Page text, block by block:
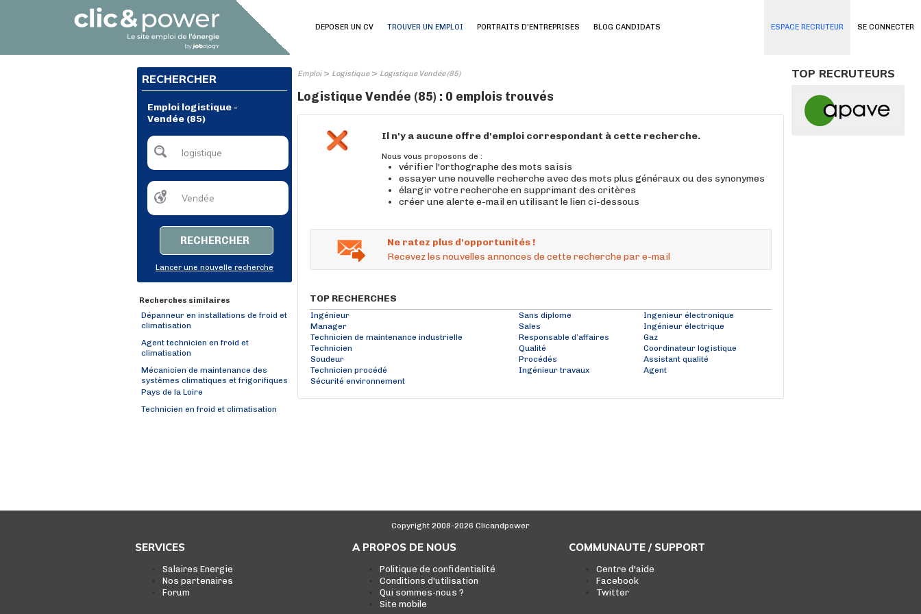
SE CONNECTER
DEPOSER UN CV TROUVER UN EMPLOI PORTRAITS D'ENTREPRISES BLOG CANDIDATS ESPACE RECRUTEUR
RECHERCHER
Emploi logistique -
Vendée (85)
RECHERCHER
Lancer une nouvelle recherche
Recherches similaires
Dépanneur en installations de froid et
climatisation
Agent technicien en froid et
climatisation
Mécanicien de maintenance des
systèmes climatiques et frigorifiques
Pays de la Loire
Technicien en froid et climatisation
Emploi> Logistique> Logistique Vendée (85)
Logistique Vendée (85) : 0 emplois trouvés
Il n'y a aucune offre d'emploi correspondant à cette recherche.
Nous vous proposons de :
vérifier l'orthographe des mots saisis
essayer une nouvelle recherche avec des mots plus généraux ou des synonymes
élargir votre recherche en supprimant des critères
créer une alerte e-mail en utilisant le lien ci-dessous
Ne ratez plus d'opportunités !
Recevez les nouvelles annonces de cette recherche par e-mail
TOP RECHERCHES
Ingénieur Sans diplome
Ingenieur électronique
Manager
Sales
Ingénieur électrique
Technicien de maintenance industrielle
Responsable d’affaires
Gaz
Technicien
Qualité
Coordinateur logistique
Soudeur
Procédés
Assistant qualité
Technicien procédé
Ingénieur travaux
Agent
Sécurité environnement
TOP RECRUTEURS
Copyright 2008-2026 Clicandpower
SERVICES
Salaires Energie
Nos partenaires
Forum
A PROPOS DE NOUS
Politique de confidentialité
Conditions d'utilisation
Qui sommes-nous ?
Site mobile
COMMUNAUTE / SUPPORT
Centre d'aide
Facebook
Twitter